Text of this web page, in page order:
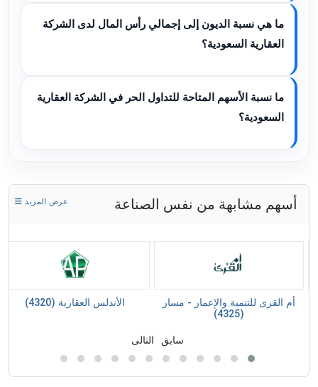
ما هي نسبة الديون إلى إجمالي رأس المال لدى الشركة
العقارية السعودية؟
ما نسبة الأسهم المتاحة للتداول الحر في الشركة العقارية
السعودية؟
أسهم مشابهة من نفس الصناعة عرض المزيد
أم القرى للتنمية والإعمار - مسار
(4325)
الأندلس العقارية (4320)
سابق التالى